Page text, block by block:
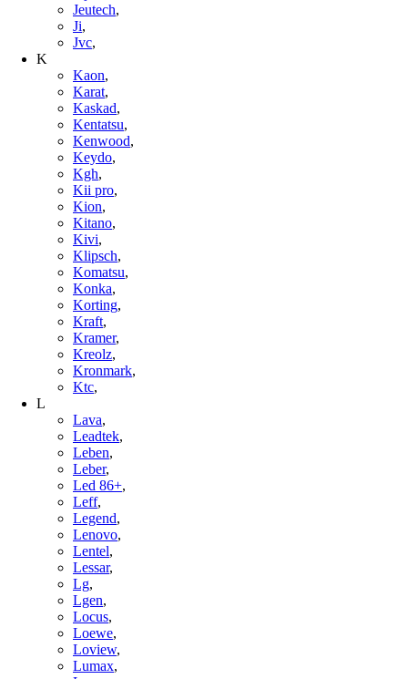
Jeutech,
Ji,
Jvc,
K
Kaon,
Karat,
Kaskad,
Kentatsu,
Kenwood,
Keydo,
Kgh,
Kii pro,
Kion,
Kitano,
Kivi,
Klipsch,
Komatsu,
Konka,
Korting,
Kraft,
Kramer,
Kreolz,
Kronmark,
Ktc,
L
Lava,
Leadtek,
Leben,
Leber,
Led 86+,
Leff,
Legend,
Lenovo,
Lentel,
Lessar,
Lg,
Lgen,
Locus,
Loewe,
Loview,
Lumax,